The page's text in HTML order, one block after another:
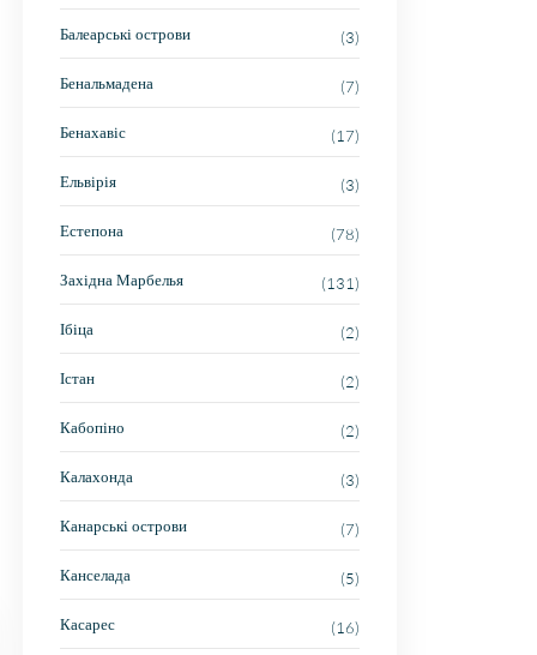
Балеарські острови (3)
Бенальмадена (7)
Бенахавіс (17)
Ельвірія (3)
Естепона (78)
Західна Марбелья (131)
Ібіца (2)
Істан (2)
Кабопіно (2)
Калахонда (3)
Канарські острови (7)
Канселада (5)
Касарес (16)